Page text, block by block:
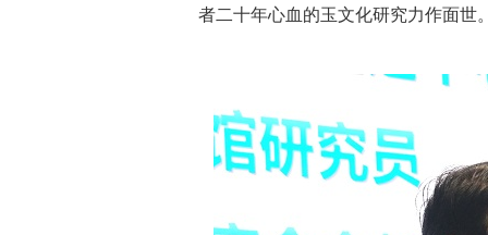
者二十年心血的玉文化研究力作面世